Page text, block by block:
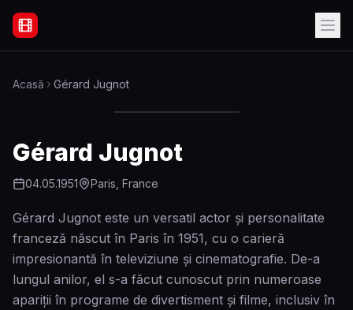
Filme Online Subtitrate - Acasă
Acasă Gérard Jugnot
Gérard Jugnot
04.05.1951 Paris, France
Gérard Jugnot este un versatil actor și personalitate
franceză născut în Paris în 1951, cu o carieră
impresionantă în televiziune și cinematografie. De-a
lungul anilor, el s-a făcut cunoscut prin numeroase
apariții în programe de divertisment și filme, inclusiv în